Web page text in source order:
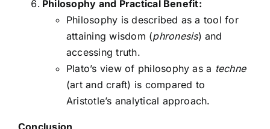
Philosophy and Practical Benefit:
Philosophy is described as a tool for
attaining wisdom (phronesis) and
accessing truth.
Plato’s view of philosophy as a techne
(art and craft) is compared to
Aristotle’s analytical approach.